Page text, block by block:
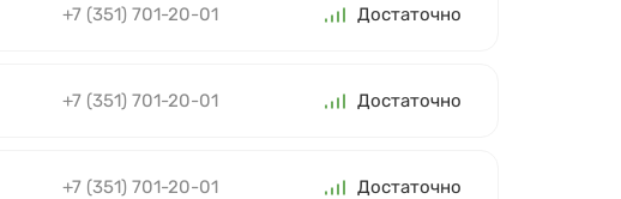
+7 (351) 701-20-01 Достаточно
+7 (351) 701-20-01 Достаточно
+7 (351) 701-20-01 Достаточно